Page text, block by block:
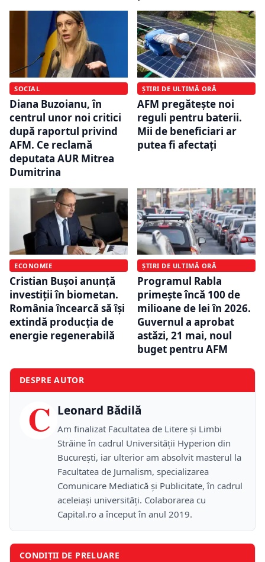
SOCIAL
Diana Buzoianu, în
centrul unor noi critici
după raportul privind
AFM. Ce reclamă
deputata AUR Mitrea
Dumitrina
ȘTIRI DE ULTIMĂ ORĂ
AFM pregătește noi
reguli pentru baterii.
Mii de beneficiari ar
putea fi afectați
ECONOMIE
Cristian Bușoi anunță
investiții în biometan.
România încearcă să își
extindă producția de
energie regenerabilă
ȘTIRI DE ULTIMĂ ORĂ
Programul Rabla
primește încă 100 de
milioane de lei în 2026.
Guvernul a aprobat
astăzi, 21 mai, noul
buget pentru AFM
DESPRE AUTOR
C Leonard Bădilă
Am finalizat Facultatea de Litere și Limbi
Străine în cadrul Universității Hyperion din
București, iar ulterior am absolvit masterul la
Facultatea de Jurnalism, specializarea
Comunicare Mediatică și Publicitate, în cadrul
aceleiași universități. Colaborarea cu
Capital.ro a început în anul 2019.
CONDIȚII DE PRELUARE